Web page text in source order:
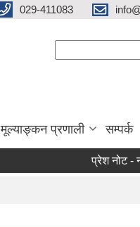
029-411083
मूल्याङ्कन प्रणाली सम्पर्क
प्रेश नोट - नगर